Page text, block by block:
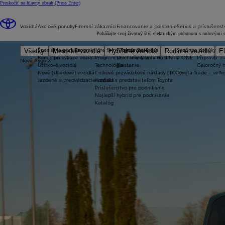
Preskočiť na hlavný obsah (Press Enter)
Vozidlá
Všetky Mestské vozidlá Hybridné vozidlá Rodinné vozidlá
Nové Aygo X
HYBRID
Akciové ponuky
Špeciálna ponuka
Bonus pri výkupe vozidla
Úžitkové vozidlá
Nové (skladové) vozidlá
Jazdené a predvádzacie vozidlá
Firemní zákazníci
Program pre firmy Toyota Business
Program pre firmy Toyota Business
Technológie
Celkové prevádzkové náklady (TCO)
Kontakt s predstaviteľom Toyota
Príslušenstvo pre podnikanie
Najlepší hybrid pre podnikanie
Katalóg
Financovanie a poistenie
Financovanie
Operatívny leasing KINTO ONE
Poistenie
Servis a
Sezónne ponuky
Připravte
Celoročný
Toyota Trade –
Poháňajte svoj životný štýl elektrickým pohonom s nulovými